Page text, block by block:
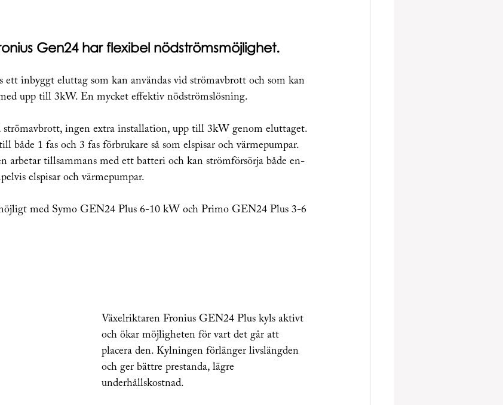
Gen24 har flexibel nödströmsmöjlighet.
inbyggt eluttag som kan användas vid strömavbrott och som kan
upp till 3kW. En mycket effektiv nödströmslösning.
strömavbrott, ingen extra installation, upp till 3kW genom eluttaget.
både 1 fas och 3 fas förbrukare så som elspisar och värmepumpar.
arbetar tillsammans med ett batteri och kan strömförsörja både en-
elspisar och värmepumpar.
med Symo GEN24 Plus 6-10 kW och Primo GEN24 Plus 3-6
Växelriktaren Fronius GEN24 Plus kyls aktivt
och ökar möjligheten för vart det går att
placera den. Kylningen förlänger livslängden
och ger bättre prestanda, lägre
underhållskostnad.